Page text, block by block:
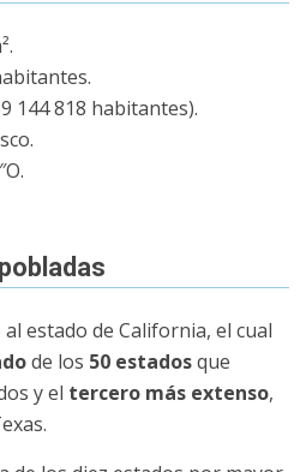
144 818 habitantes).
estado de California, el cual
de los 50 estadosque
y el tercero más extenso,